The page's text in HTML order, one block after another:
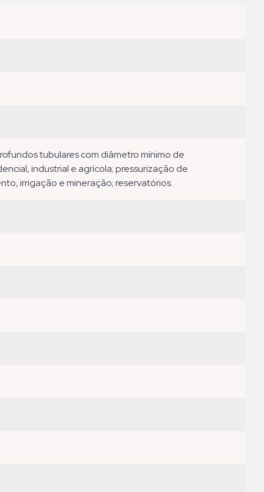
industrial e agrícola; pressurização de
irrigação e mineração; reservatórios.